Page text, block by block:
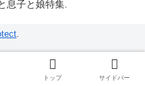
息子と娘特集.
トップ サイドバー